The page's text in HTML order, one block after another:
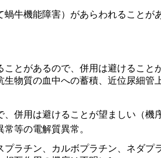
とがあるので、併用は避けること
物質の血中への蓄積、近位尿細管
併用は避けることが望ましい（機
ラチン、カルボプラチン、ネダプ
牛機能障害）があらわれることが
等の電解質異常。